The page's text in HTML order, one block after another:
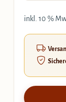
inkl. 10 %